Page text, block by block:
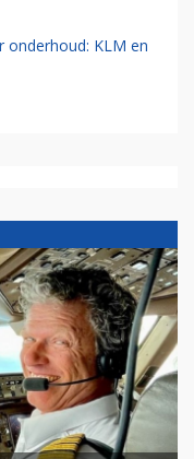
onderhoud: KLM en